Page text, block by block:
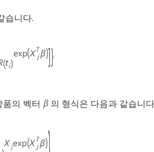
습니다.
의 벡터 의 형식은 다음과 같습니